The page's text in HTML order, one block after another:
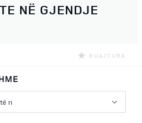
NË GJENDJE
RUAJTURA
ri